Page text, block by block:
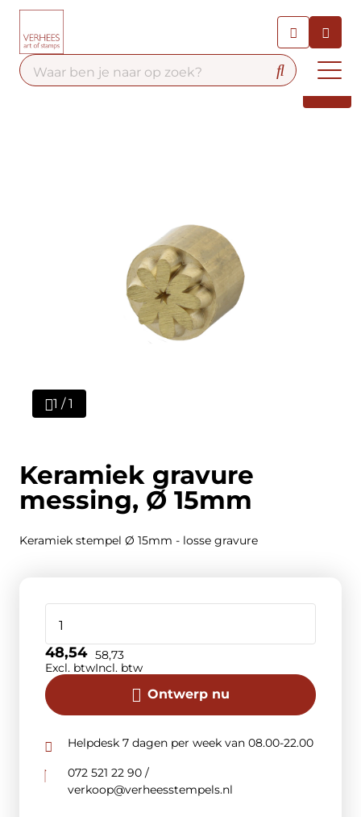
Contact
1 / 1
Keramiek gravure
messing, Ø 15mm
Keramiek stempel Ø 15mm - losse gravure
Ontwerp nu
48,54
Excl. btw
58,73
Incl. btw
Helpdesk 7 dagen per week van 08.00-22.00
072 521 22 90 /
verkoop@verheesstempels.nl